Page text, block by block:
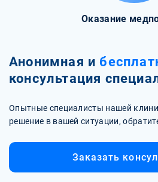
Оказание
Анонимная и
консультация
Опытные специалисты нашей
решение в вашей ситуации,
Заказать